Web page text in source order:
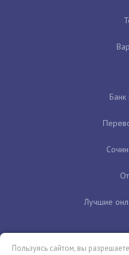
Банк
Лучшие
Пользуясь сайтом, вы